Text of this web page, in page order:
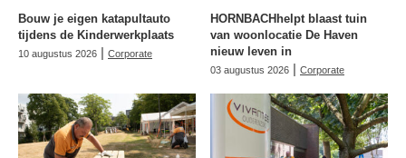
Bouw je eigen katapultauto
tijdens de Kinderwerkplaats
10 augustus 2026 | Corporate
HORNBACHhelpt blaast tuin
van woonlocatie De Haven
nieuw leven in
03 augustus 2026 | Corporate